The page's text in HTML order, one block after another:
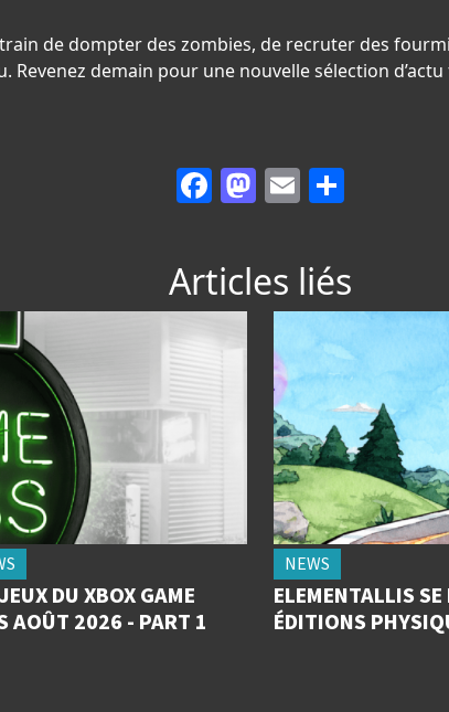
train de dompter des zombies, de recruter des
Revenez demain pour une nouvelle sélection
Facebook
Mastodon
Email
Articles liés
DU XBOX GAME
AOÛT 2026 - PART 1
NEWS
ELEMENTALLIS SE
ÉDITIONS